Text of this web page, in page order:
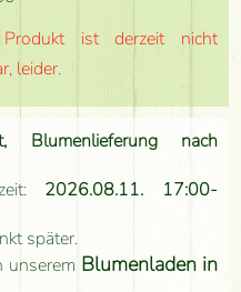
ist derzeit nicht
leider.
Blumenlieferung nach
2026.08.11. 17:00-
später.
unserem Blumenladen in